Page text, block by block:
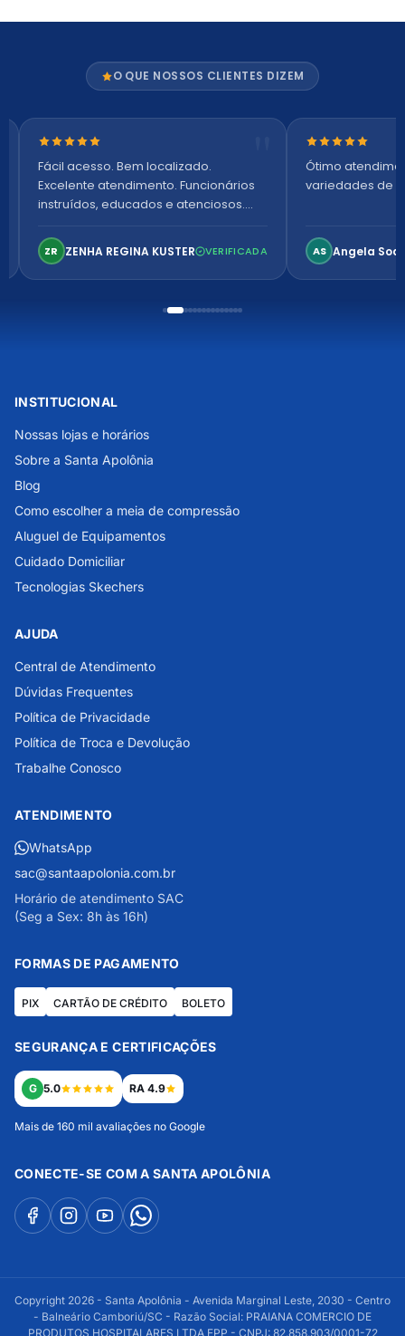
O QUE NOSSOS CLIENTES DIZEM
Nota 5 de 5 estrelas
Fácil acesso. Bem localizado.
Excelente atendimento. Funcionários
instruídos, educados e atenciosos.
confortável. Perfeito!
ZR ZENHA REGINA KUSTER VERIFICADA
Nota 5 de 5
Ótimo
variedades de
AS Angela
INSTITUCIONAL
Nossas lojas e horários
Sobre a Santa Apolônia
Blog
Como escolher a meia de compressão
Aluguel de Equipamentos
Cuidado Domiciliar
Tecnologias Skechers
AJUDA
Central de Atendimento
Dúvidas Frequentes
Política de Privacidade
Política de Troca e Devolução
Trabalhe Conosco
ATENDIMENTO
WhatsApp
sac@santaapolonia.com.br
Horário de atendimento SAC
(Seg a Sex: 8h às 16h)
FORMAS DE PAGAMENTO
PIX CARTÃO DE CRÉDITO BOLETO
SEGURANÇA E CERTIFICAÇÕES
G 5.0 RA 4.9
Mais de 160 mil avaliações no Google
CONECTE-SE COM A SANTA APOLÔNIA
Copyright 2026 - Santa Apolônia - Avenida Marginal Leste, 2030 - Centro
- Balneário Camboriú/SC - Razão Social: PRAIANA COMERCIO DE
PRODUTOS HOSPITALARES LTDA EPP - CNPJ: 82.858.903/0001-72